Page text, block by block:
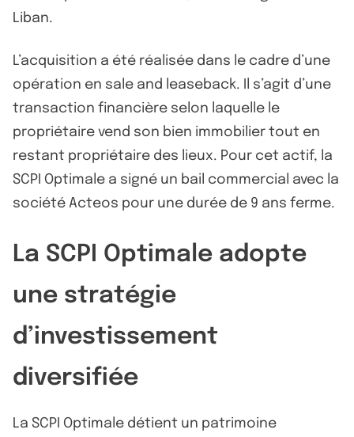
Liban.
L’acquisition a été réalisée dans le cadre d’une
opération en sale and leaseback. Il s’agit d’une
transaction financière selon laquelle le
propriétaire vend son bien immobilier tout en
restant propriétaire des lieux. Pour cet actif, la
SCPI Optimale a signé un bail commercial avec la
société Acteos pour une durée de 9 ans ferme.
La SCPI Optimale adopte
une stratégie
d’investissement
diversifiée
La SCPI Optimale détient un patrimoine